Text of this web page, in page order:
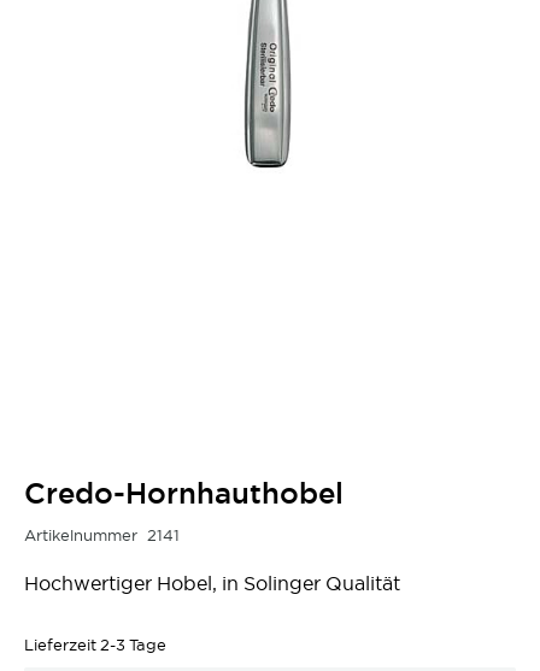
Credo-Hornhauthobel
Artikelnummer 2141
Hochwertiger Hobel, in Solinger Qualität
Lieferzeit 2-3 Tage